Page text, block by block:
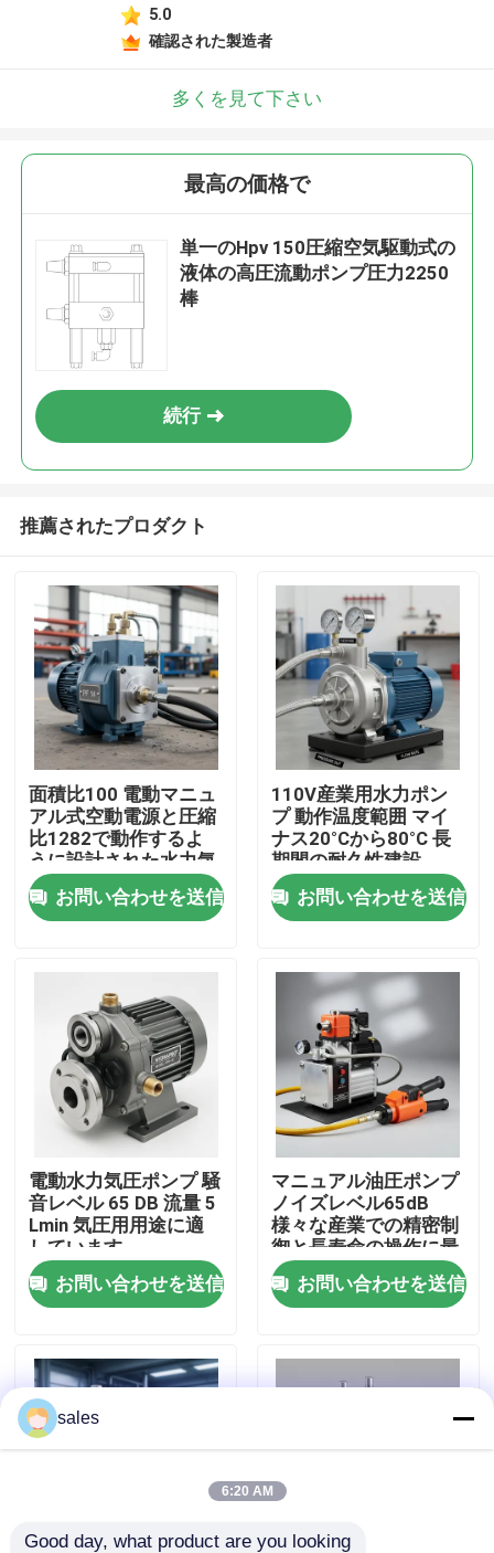
家へ
ビデオ
わたしたち に つい て
工場 ツアー
品質管理
引金 を 求め て ください
油圧空気ポンプ
5.0
確認された製造者
多くを見て下さい
最高の価格で
単一のHpv 150圧縮空気駆動式の
液体の高圧流動ポンプ圧力2250
棒
続行
推薦されたプロダクト
面積比100 電動マニュ
アル式空動電源と圧縮
比1282で動作するよ
うに設計された水力気
圧ポンプ
お問い合わせを送信
110V産業用水力ポン
プ 動作温度範囲 マイ
ナス20°Cから80°C 長
期間の耐久性建設
お問い合わせを送信
電動水力気圧ポンプ 騒
音レベル 65 DB 流量 5
Lmin 気圧用用途に適
しています
お問い合わせを送信
マニュアル油圧ポンプ
ノイズレベル65dB
様々な産業での精密制
御と長寿命の操作に最
適
お問い合わせを送信
sales
6:20 AM
Good day, what product are you looking